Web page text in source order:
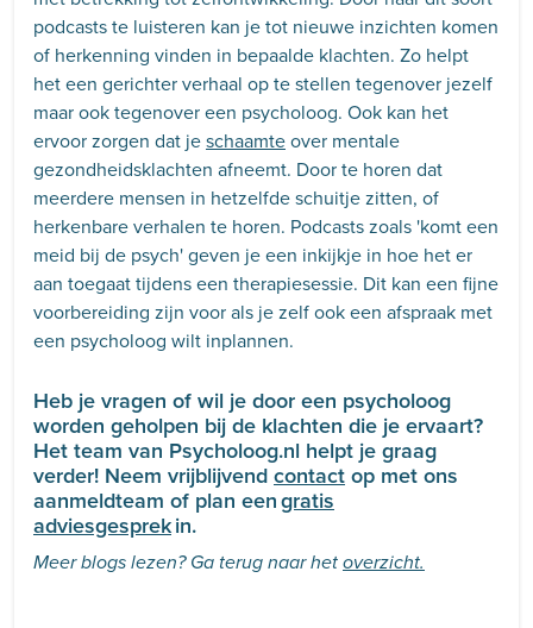
podcasts te luisteren kan je tot nieuwe inzichten komen
of herkenning vinden in bepaalde klachten. Zo helpt
het een gerichter verhaal op te stellen tegenover jezelf
maar ook tegenover een psycholoog. Ook kan het
ervoor zorgen dat jeschaamteover mentale
gezondheidsklachten afneemt. Door te horen dat
meerdere mensen in hetzelfde schuitje zitten, of
herkenbare verhalen te horen. Podcasts zoals 'komt een
meid bij de psych' geven je een inkijkje in hoe het er
aan toegaat tijdens een therapiesessie. Dit kan een fijne
voorbereiding zijn voor als je zelf ook een afspraak met
een psycholoog wilt inplannen.
Heb je vragen of wil je door een psycholoog
worden geholpen bij de klachten die je ervaart?
Het team van Psycholoog.nl helpt je graag
verder! Neem vrijblijvendcontactop met ons
aanmeldteam of plan eengratis
adviesgesprekin.
Meer blogs lezen? Ga terug naar het overzicht.